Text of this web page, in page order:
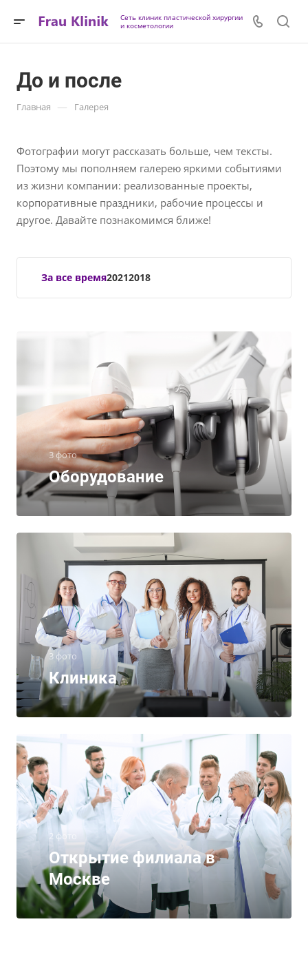
Сеть клиник пластической хирургии
и косметологии
До и после
Главная — Галерея
Фотографии могут рассказать больше, чем тексты.
Поэтому мы пополняем галерею яркими событиями
из жизни компании: реализованные проекты,
корпоративные праздники, рабочие процессы и
другое. Давайте познакомимся ближе!
За все время20212018
3 фото
Оборудование
3 фото
Клиника
2 фото
Открытие филиала в
Москве